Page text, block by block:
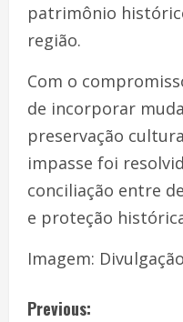
patrimônio
região.
Com o
de incorporar
preservação
impasse foi
conciliação entre
e proteção
Imagem: Divulgação
Previous: